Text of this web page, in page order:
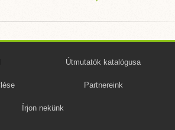
Útmutatók katalógusa
Partnereink
Írjon nekünk